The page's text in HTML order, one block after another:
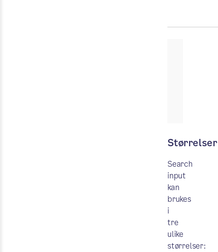
Størrelser
Search
input
kan
brukes
i
tre
ulike
størrelser: